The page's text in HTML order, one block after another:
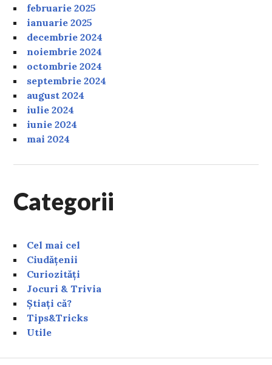
februarie 2025
ianuarie 2025
decembrie 2024
noiembrie 2024
octombrie 2024
septembrie 2024
august 2024
iulie 2024
iunie 2024
mai 2024
Categorii
Cel mai cel
Ciudățenii
Curiozități
Jocuri & Trivia
Știați că?
Tips&Tricks
Utile